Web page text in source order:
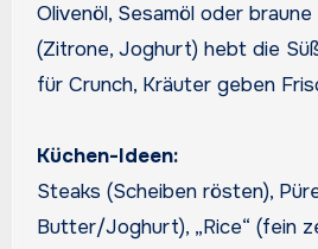
Olivenöl, Sesamöl oder
(Zitrone, Joghurt) hebt die
für Crunch, Kräuter geben
Küchen-Ideen:
Steaks (Scheiben rösten),
Butter/Joghurt), „Rice“ (fein